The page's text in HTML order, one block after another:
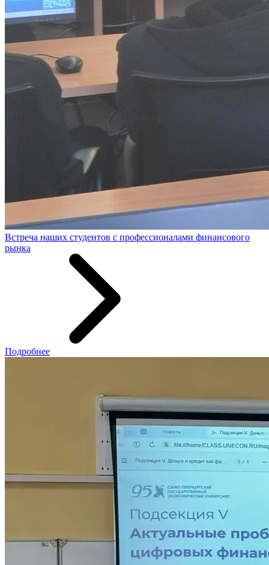
Встреча наших студентов с профессионалами финансового
рынка
Подробнее